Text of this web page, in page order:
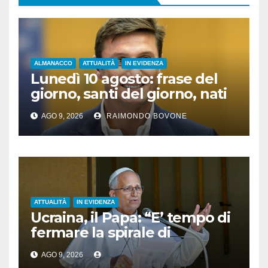
ALMANACCO ATTUALITÀ IN EVIDENZA
Lunedì 10 agosto: frase del
giorno, santi del giorno, nati
famosi, accadde oggi
AGO 9, 2026 RAIMONDO BOVONE
ATTUALITÀ IN EVIDENZA
Ucraina, il Papa: “E’ tempo di
fermare la spirale di
violenza”
AGO 9, 2026